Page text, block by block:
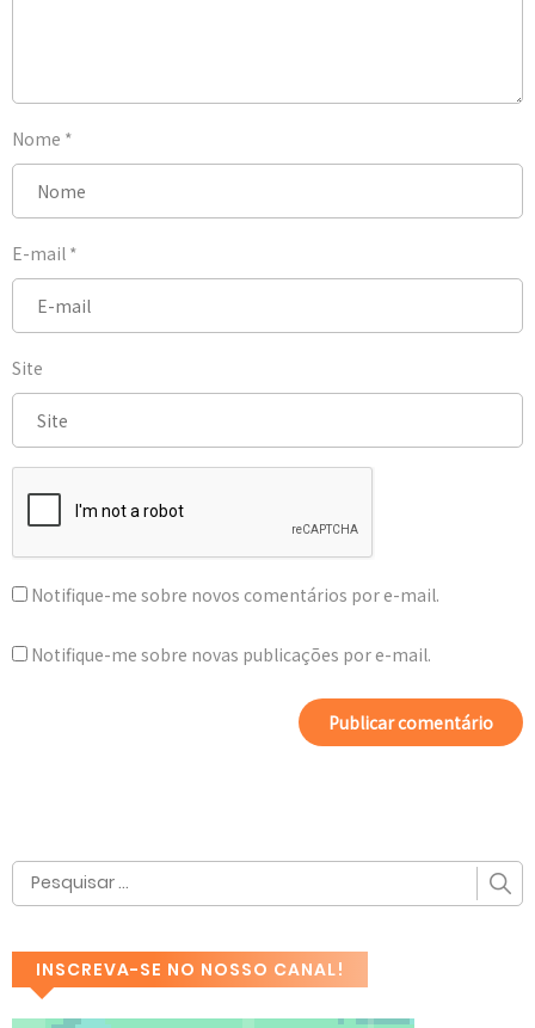
Nome *
E-mail *
Site
Notifique-me sobre novos comentários por e-mail.
Notifique-me sobre novas publicações por e-mail.
INSCREVA-SE NO NOSSO CANAL!